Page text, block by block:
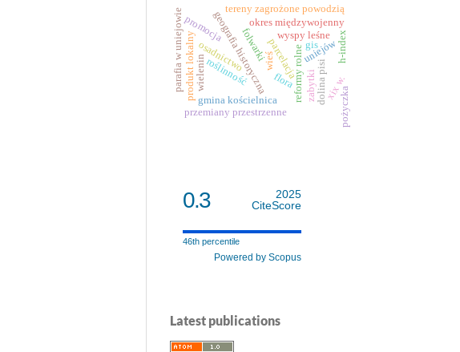
geografia historyczna
osadnictwo wieś
folwarkiparcelacjareformy rolne
okres międzywojenny
gmina kościelnica
produkt lokalny
promocja
uniejów
parafia w uniejowie flora
roślinność zabytkidolina pisi
wielenin
przemiany przestrzenne
h-index
tereny zagrożone powodzią
gis
wyspy leśne
xix w.pożyczka
0.3
2025
CiteScore
46th percentile
Powered by Scopus
Latest publications